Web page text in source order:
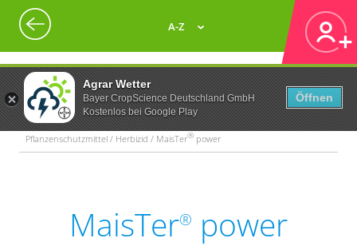
Agrar Wetter
Bayer CropScience Deutschland GmbH
Kostenlos bei Google Play
Öffnen
A-Z
Pflanzenschutzmittel / Herbizid / MaisTer® power
MaisTer® power